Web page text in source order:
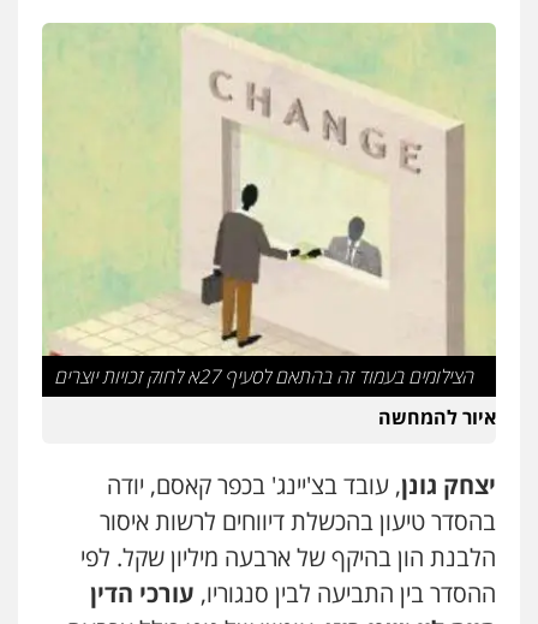
הצילומים בעמוד זה בהתאם לסעיף 27א לחוק זכויות יוצרים
איור להמחשה
יצחק גונן, עובד בצ'יינג' בכפר קאסם, יודה
בהסדר טיעון בהכשלת דיווחים לרשות איסור
הלבנת הון בהיקף של ארבעה מיליון שקל. לפי
ההסדר בין התביעה לבין סנגוריו, עורכי הדין